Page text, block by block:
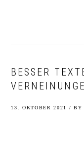
BESSER
13. OKTOBER 2021 /